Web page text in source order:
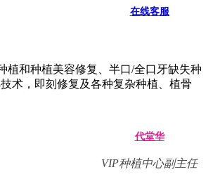
，以及烤瓷冠、义齿的修复等方面的诊
副主任医师,爱康健口腔
医院院长
在线客服